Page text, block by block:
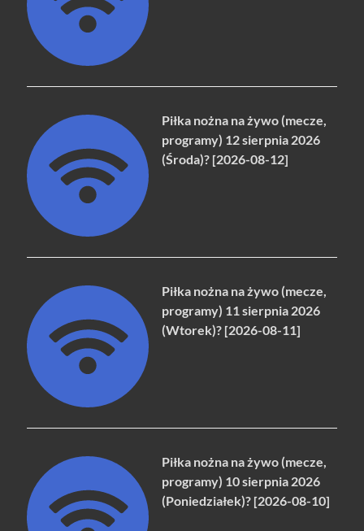
Piłka nożna na żywo (mecze,
programy) 12 sierpnia 2026
(Środa)? [2026-08-12]
Piłka nożna na żywo (mecze,
programy) 11 sierpnia 2026
(Wtorek)? [2026-08-11]
Piłka nożna na żywo (mecze,
programy) 10 sierpnia 2026
(Poniedziałek)? [2026-08-10]